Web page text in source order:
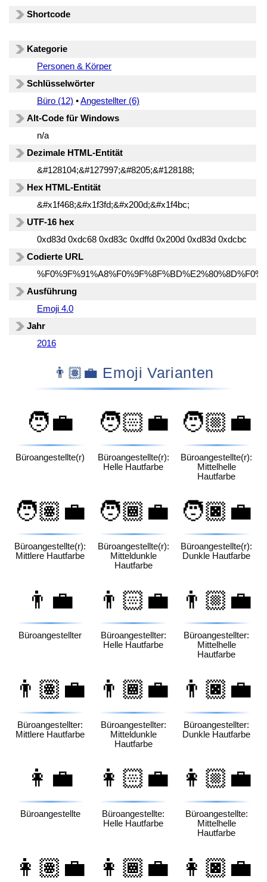
Shortcode
Kategorie
Personen & Körper
Schlüsselwörter
Büro (12) •Angestellter (6)
Alt-Code für Windows
n/a
Dezimale HTML-Entität
&#128104;&#127997;&#8205;&#128188;
Hex HTML-Entität
&#x1f468;&#x1f3fd;&#x200d;&#x1f4bc;
UTF-16 hex
0xd83d 0xdc68 0xd83c 0xdffd 0x200d 0xd83d 0xdcbc
Codierte URL
Ausführung
Emoji 4.0
Jahr
2016
👨🏽‍💼 Emoji Varianten
🧑‍💼
Büroangestellte(r)
🧑🏻‍💼
Büroangestellte(r):
Helle Hautfarbe
🧑🏼‍💼
Büroangestellte(r):
Mittelhelle
Hautfarbe
🧑🏽‍💼
Büroangestellte(r):
Mittlere Hautfarbe
🧑🏾‍💼
Büroangestellte(r):
Mitteldunkle
Hautfarbe
🧑🏿‍💼
Büroangestellte(r):
Dunkle Hautfarbe
👨‍💼
Büroangestellter
👨🏻‍💼
Büroangestellter:
Helle Hautfarbe
👨🏼‍💼
Büroangestellter:
Mittelhelle
Hautfarbe
👨🏽‍💼
Büroangestellter:
Mittlere Hautfarbe
👨🏾‍💼
Büroangestellter:
Mitteldunkle
Hautfarbe
👨🏿‍💼
Büroangestellter:
Dunkle Hautfarbe
👩‍💼
Büroangestellte
👩🏻‍💼
Büroangestellte:
Helle Hautfarbe
👩🏼‍💼
Büroangestellte:
Mittelhelle
Hautfarbe
👩🏽‍💼 👩🏾‍💼 👩🏿‍💼